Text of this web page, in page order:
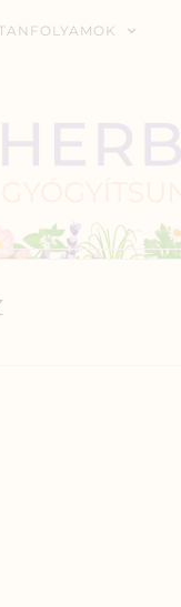
TANFOLYAMOK